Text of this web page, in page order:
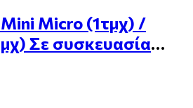
Micro (1τμχ) /
Σε συσκευασία